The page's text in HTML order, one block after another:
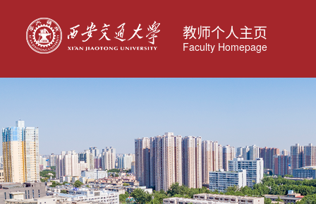
教师个人主页
Faculty Homepage